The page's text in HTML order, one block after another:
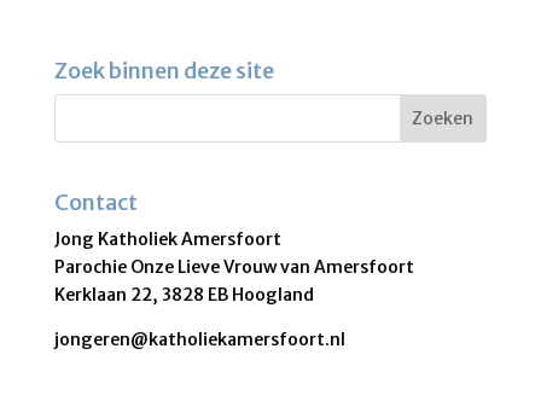
Zoek binnen deze site
Contact
Jong Katholiek Amersfoort
Parochie Onze Lieve Vrouw van Amersfoort
Kerklaan 22, 3828 EB Hoogland
jongeren@katholiekamersfoort.nl